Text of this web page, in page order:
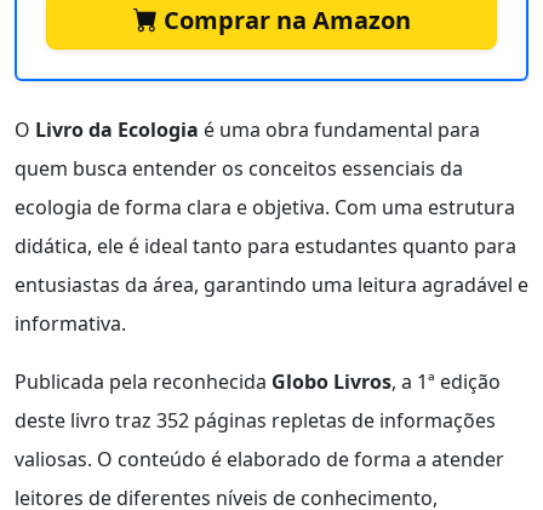
Comprar na Amazon
O Livro da Ecologia é uma obra fundamental para
quem busca entender os conceitos essenciais da
ecologia de forma clara e objetiva. Com uma estrutura
didática, ele é ideal tanto para estudantes quanto para
entusiastas da área, garantindo uma leitura agradável e
informativa.
Publicada pela reconhecida Globo Livros, a 1ª edição
deste livro traz 352 páginas repletas de informações
valiosas. O conteúdo é elaborado de forma a atender
leitores de diferentes níveis de conhecimento,